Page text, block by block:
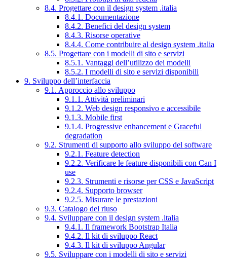
8.4. Progettare con il design system .italia
8.4.1. Documentazione
8.4.2. Benefici del design system
8.4.3. Risorse operative
8.4.4. Come contribuire al design system .italia
8.5. Progettare con i modelli di sito e servizi
8.5.1. Vantaggi dell’utilizzo dei modelli
8.5.2. I modelli di sito e servizi disponibili
9. Sviluppo dell’interfaccia
9.1. Approccio allo sviluppo
9.1.1. Attività preliminari
9.1.2. Web design responsivo e accessibile
9.1.3. Mobile first
9.1.4. Progressive enhancement e Graceful
degradation
9.2. Strumenti di supporto allo sviluppo del software
9.2.1. Feature detection
9.2.2. Verificare le feature disponibili con Can I
use
9.2.3. Strumenti e risorse per CSS e JavaScript
9.2.4. Supporto browser
9.2.5. Misurare le prestazioni
9.3. Catalogo del riuso
9.4. Sviluppare con il design system .italia
9.4.1. Il framework Bootstrap Italia
9.4.2. Il kit di sviluppo React
9.4.3. Il kit di sviluppo Angular
9.5. Sviluppare con i modelli di sito e servizi